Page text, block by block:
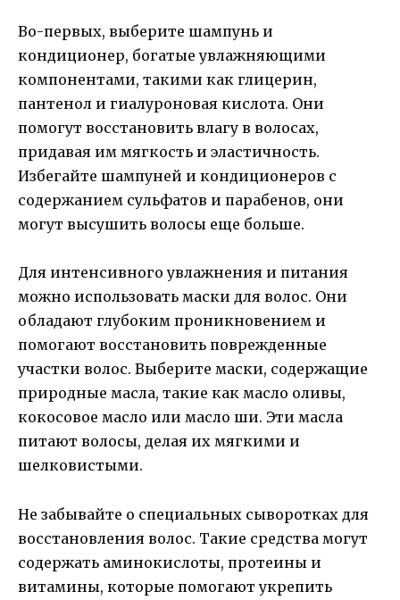
Во-первых, выберите шампунь и
кондиционер, богатые увлажняющими
компонентами, такими как глицерин,
пантенол и гиалуроновая кислота. Они
помогут восстановить влагу в волосах,
придавая им мягкость и эластичность.
Избегайте шампуней и кондиционеров с
содержанием сульфатов и парабенов, они
могут высушить волосы еще больше.
Для интенсивного увлажнения и питания
можно использовать маски для волос. Они
обладают глубоким проникновением и
помогают восстановить поврежденные
участки волос. Выберите маски, содержащие
природные масла, такие как масло оливы,
кокосовое масло или масло ши. Эти масла
питают волосы, делая их мягкими и
шелковистыми.
Не забывайте о специальных сыворотках для
восстановления волос. Такие средства могут
содержать аминокислоты, протеины и
витамины, которые помогают укрепить